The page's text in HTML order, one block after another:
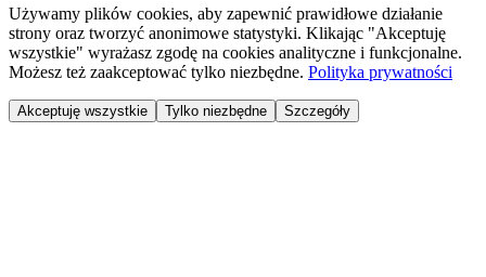
Używamy plików cookies, aby zapewnić prawidłowe działanie
strony oraz tworzyć anonimowe statystyki. Klikając "Akceptuję
wszystkie" wyrażasz zgodę na cookies analityczne i funkcjonalne.
Możesz też zaakceptować tylko niezbędne. Polityka prywatności
Akceptuję wszystkie Tylko niezbędne Szczegóły